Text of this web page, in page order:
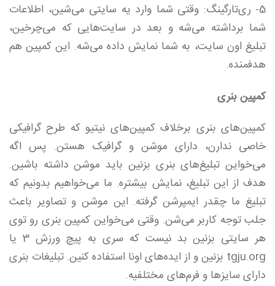
5- ری‌تارگینگ: وقتی شما وارد یه سایتی می‌شین، اطلاعات
شما برداشته می‌شه و بعد در سایت‌هایی که می‌چرخین،
تبلیغ اون سایت، به شما نمایش داده می‌شه. این کمپین هم
هدفمنده.
کمپین بنری
کمپین‌های بنری برخلاف کمپین‌های نیتیو که طرح گرافیکی
خاصی ندارن، دارای موشن و گرافیک هستن. پس اگه
می‌خواین تبلیغ‌های بنری بزنین باید موشن داشته باشین.
هدف از این تبلیغ، نمایش بیشتره. ما می‌خواهیم بدونیم که
تبلیغ ما چقدر ایمپرشن گرفته. این موشن و تصاویر باعث
جلب توجه کاربر می‌شن. وقتی می‌خواین کمپین بنری رو توی
هر سایتی بزنین بد نیست که سری به پیچ ورزش 3 یا
tgju.org بزنین و از ایده‌های اونا استفاده کنین. تبلیغات بنری
دارای سایزها و فرم‌های مختلفیه.